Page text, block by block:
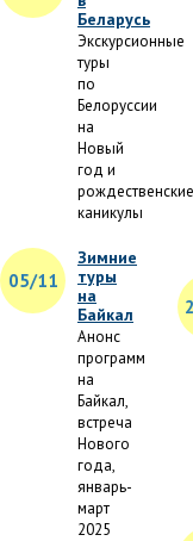
Беларусь
Экскурсионные
туры
по
Белоруссии
на
Новый
год и
рождественские
каникулы
05/11
Зимние
туры
на
Байкал
Анонс
программ
на
Байкал,
встреча
Нового
года,
январь-
март
2025